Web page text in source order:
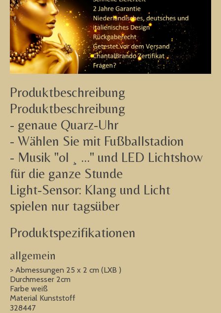
Produktbeschreibung
Produktbeschreibung
- genaue Quarz-Uhr
- Wählen Sie mit Fußballstadion
- Musik "ol ¸ ..." und LED Lichtshow
für die ganze Stunde
Light-Sensor: Klang und Licht
spielen nur tagsüber
Produktspezifikationen
allgemein
> Abmessungen 25 x 2 cm (LXB )
Durchmesser 2cm
Farbe weiß
Material Kunststoff
328447